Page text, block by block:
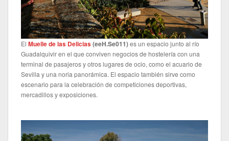
El Muelle de las Delicias(eeH.Se011)es un espacio junto al río
Guadalquivir en el que conviven negocios de hostelería con una
terminal de pasajeros y otros lugares de ocio, como el acuario de
Sevilla y una noria panorámica. El espacio también sirve como
escenario para la celebración de competiciones deportivas,
mercadillos y exposiciones.